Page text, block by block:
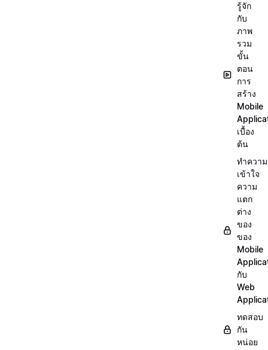
รู้จัก
กับ
ภาพ
รวม
ขั้น
ตอน
การ
สร้าง
Mobile
เบื้อง
ต้น
ทำความ
เข้าใจ
ความ
แตก
ต่าง
ของ
ของ
Mobile
กับ
Web
ทดสอบ
กัน
หน่อย